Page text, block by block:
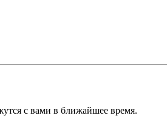
с вами в ближайшее время.